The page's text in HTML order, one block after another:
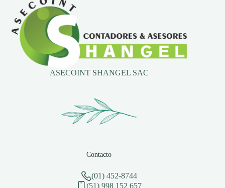
ASECOINT SHANGEL SAC
Contacto
(01) 452-8744
(51) 998 152 657